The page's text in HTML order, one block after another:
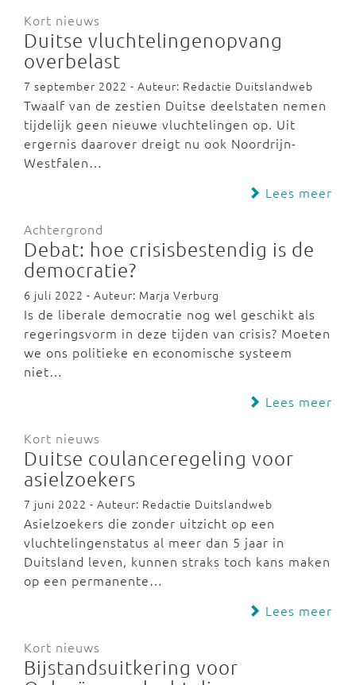
Kort nieuws
Duitse vluchtelingenopvang
overbelast
7 september 2022 - Auteur: Redactie Duitslandweb
Twaalf van de zestien Duitse deelstaten nemen
tijdelijk geen nieuwe vluchtelingen op. Uit
ergernis daarover dreigt nu ook Noordrijn-
Westfalen…
Lees meer
Achtergrond
Debat: hoe crisisbestendig is de
democratie?
6 juli 2022 - Auteur: Marja Verburg
Is de liberale democratie nog wel geschikt als
regeringsvorm in deze tijden van crisis? Moeten
we ons politieke en economische systeem
niet…
Lees meer
Kort nieuws
Duitse coulanceregeling voor
asielzoekers
7 juni 2022 - Auteur: Redactie Duitslandweb
Asielzoekers die zonder uitzicht op een
vluchtelingenstatus al meer dan 5 jaar in
Duitsland leven, kunnen straks toch kans maken
op een permanente…
Lees meer
Kort nieuws
Bijstandsuitkering voor